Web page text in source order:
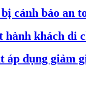
cảnh báo an
hành khách di
áp dụng giảm